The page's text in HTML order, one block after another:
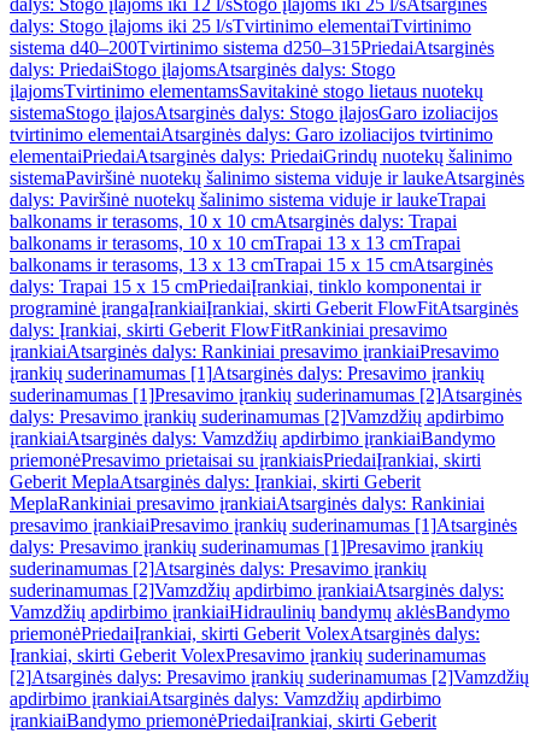
dalys: Stogo įlajoms iki 12 l/sStogo įlajoms iki 25 l/sAtsarginės
dalys: Stogo įlajoms iki 25 l/sTvirtinimo elementaiTvirtinimo
sistema d40–200Tvirtinimo sistema d250–315PriedaiAtsarginės
dalys: PriedaiStogo įlajomsAtsarginės dalys: Stogo
įlajomsTvirtinimo elementamsSavitakinė stogo lietaus nuotekų
sistemaStogo įlajosAtsarginės dalys: Stogo įlajosGaro izoliacijos
tvirtinimo elementaiAtsarginės dalys: Garo izoliacijos tvirtinimo
elementaiPriedaiAtsarginės dalys: PriedaiGrindų nuotekų šalinimo
sistemaPaviršinė nuotekų šalinimo sistema viduje ir laukeAtsarginės
dalys: Paviršinė nuotekų šalinimo sistema viduje ir laukeTrapai
balkonams ir terasoms, 10 x 10 cmAtsarginės dalys: Trapai
balkonams ir terasoms, 10 x 10 cmTrapai 13 x 13 cmTrapai
balkonams ir terasoms, 13 x 13 cmTrapai 15 x 15 cmAtsarginės
dalys: Trapai 15 x 15 cmPriedaiĮrankiai, tinklo komponentai ir
programinė įrangaĮrankiaiĮrankiai, skirti Geberit FlowFitAtsarginės
dalys: Įrankiai, skirti Geberit FlowFitRankiniai presavimo
įrankiaiAtsarginės dalys: Rankiniai presavimo įrankiaiPresavimo
įrankių suderinamumas [1]Atsarginės dalys: Presavimo įrankių
suderinamumas [1]Presavimo įrankių suderinamumas [2]Atsarginės
dalys: Presavimo įrankių suderinamumas [2]Vamzdžių apdirbimo
įrankiaiAtsarginės dalys: Vamzdžių apdirbimo įrankiaiBandymo
priemonėPresavimo prietaisai su įrankiaisPriedaiĮrankiai, skirti
Geberit MeplaAtsarginės dalys: Įrankiai, skirti Geberit
MeplaRankiniai presavimo įrankiaiAtsarginės dalys: Rankiniai
presavimo įrankiaiPresavimo įrankių suderinamumas [1]Atsarginės
dalys: Presavimo įrankių suderinamumas [1]Presavimo įrankių
suderinamumas [2]Atsarginės dalys: Presavimo įrankių
suderinamumas [2]Vamzdžių apdirbimo įrankiaiAtsarginės dalys:
Vamzdžių apdirbimo įrankiaiHidraulinių bandymų aklėsBandymo
priemonėPriedaiĮrankiai, skirti Geberit VolexAtsarginės dalys:
Įrankiai, skirti Geberit VolexPresavimo įrankių suderinamumas
[2]Atsarginės dalys: Presavimo įrankių suderinamumas [2]Vamzdžių
apdirbimo įrankiaiAtsarginės dalys: Vamzdžių apdirbimo
įrankiaiBandymo priemonėPriedaiĮrankiai, skirti Geberit